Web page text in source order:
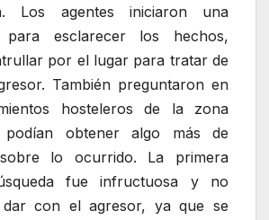
Los agentes iniciaron una
para esclarecer los hechos,
por el lugar para tratar de
También preguntaron en
hosteleros de la zona
obtener algo más de
lo ocurrido. La primera
fue infructuosa y no
dar con el agresor, ya que se